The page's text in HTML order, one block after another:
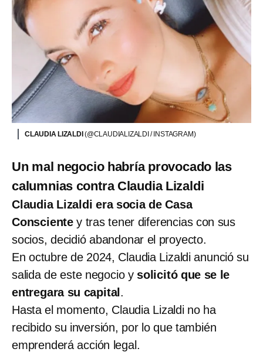
CLAUDIA LIZALDI(@CLAUDIALIZALDI / INSTAGRAM)
Un mal negocio habría provocado las
calumnias contra Claudia Lizaldi
Claudia Lizaldi era socia de Casa
Consciente y tras tener diferencias con sus
socios, decidió abandonar el proyecto.
En octubre de 2024, Claudia Lizaldi anunció su
salida de este negocio y solicitó que se le
entregara su capital .
Hasta el momento, Claudia Lizaldi no ha
recibido su inversión, por lo que también
emprenderá acción legal.